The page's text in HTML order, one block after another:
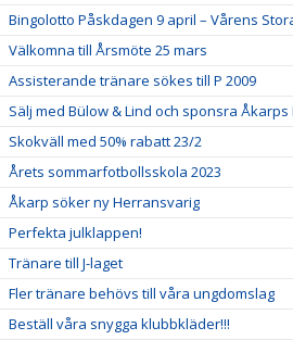
Bingolotto Påskdagen 9 april – Vårens
Välkomna till Årsmöte 25 mars
Assisterande tränare sökes till P 2009
Sälj med Bülow & Lind och sponsra Åkarps
Skokväll med 50% rabatt 23/2
Årets sommarfotbollsskola 2023
Åkarp söker ny Herransvarig
Perfekta julklappen!
Tränare till J-laget
Fler tränare behövs till våra ungdomslag
Beställ våra snygga klubbkläder!!!